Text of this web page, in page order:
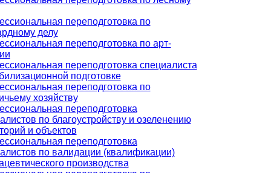
переподготовка по
делу
переподготовка по арт-
переподготовка специалиста
подготовке
переподготовка по
хозяйству
переподготовка
по благоустройству и озеленению
и объектов
переподготовка
по валидации (квалификации)
производства